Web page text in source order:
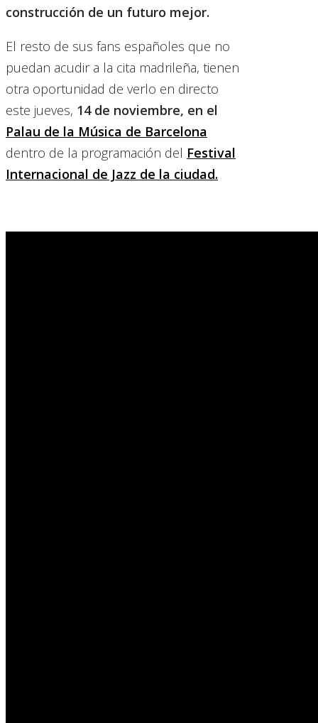
construcción de un futuro mejor.
El resto de sus fans españoles que no
puedan acudir a la cita madrileña, tienen
otra oportunidad de verlo en directo
este jueves, 14 de noviembre, en el
Palau de la Música de Barcelona
dentro de la programación del Festival
Internacional de Jazz de la ciudad.